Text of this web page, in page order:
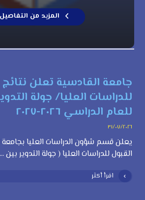
المزيد من التفاصيل
جامعة القادسية تعلن نتائج
للدراسات العليا/ جولة
للعام الدراسي ٢٠٢٦-٢٠٢٧
٣١/٠٧/٢٠٢٦
يعلن قسم شؤون الدراسات العليا بجامعة
القبول للدراسات العليا ( جولة التدوير بين ...
اقرأ أكثر